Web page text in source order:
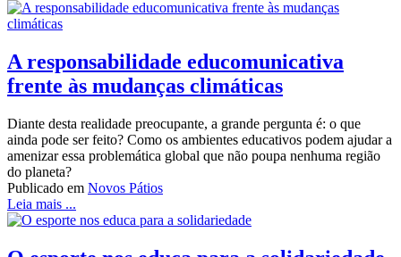
A responsabilidade educomunicativa
frente às mudanças climáticas
Diante desta realidade preocupante, a grande pergunta é: o que
ainda pode ser feito? Como os ambientes educativos podem ajudar a
amenizar essa problemática global que não poupa nenhuma região
do planeta?
Publicado em Novos Pátios
Leia mais ...